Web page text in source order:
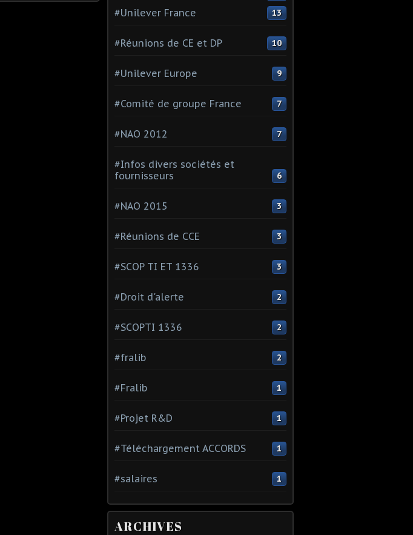
#Unilever France 13
#Réunions de CE et DP 10
#Unilever Europe 9
#Comité de groupe France 7
#NAO 2012 7
#Infos divers sociétés et
fournisseurs
6
#NAO 2015 3
#Réunions de CCE 3
#SCOP TI ET 1336 3
#Droit d'alerte 2
#SCOPTI 1336 2
#fralib 2
#Fralib 1
#Projet R&D 1
#Téléchargement ACCORDS 1
#salaires 1
ARCHIVES